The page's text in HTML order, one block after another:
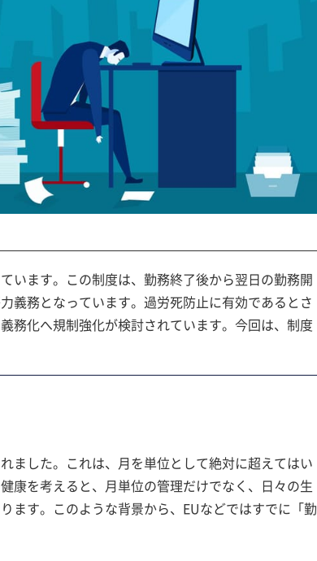
います。この制度は、勤務終了後から翌日の勤務開
義務となっています。過労死防止に有効であるとさ
務化へ規制強化が検討されています。今回は、制度
ました。これは、月を単位として絶対に超えてはい
康を考えると、月単位の管理だけでなく、日々の生
ます。このような背景から、EUなどではすでに「勤